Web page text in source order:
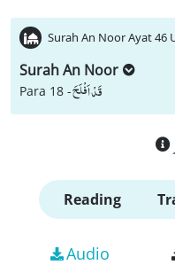
Surah An Noor Ayat 46
Surah An Noor
Para 18 -قَدْ اَفْلَحَ
Reading
Audio